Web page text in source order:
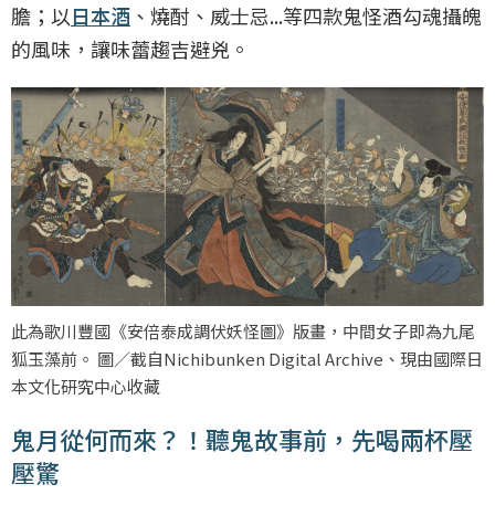
膽；以日本酒 、燒酎、威士忌...等四款鬼怪酒勾魂攝魄
的風味，讓味蕾趨吉避兇。
此為歌川豐國《安倍泰成調伏妖怪圖》版畫，中間女子即為九尾
狐玉藻前。 圖／截自Nichibunken Digital Archive、現由國際日
本文化研究中心收藏
鬼月從何而來？！聽鬼故事前，先喝兩杯壓
壓驚